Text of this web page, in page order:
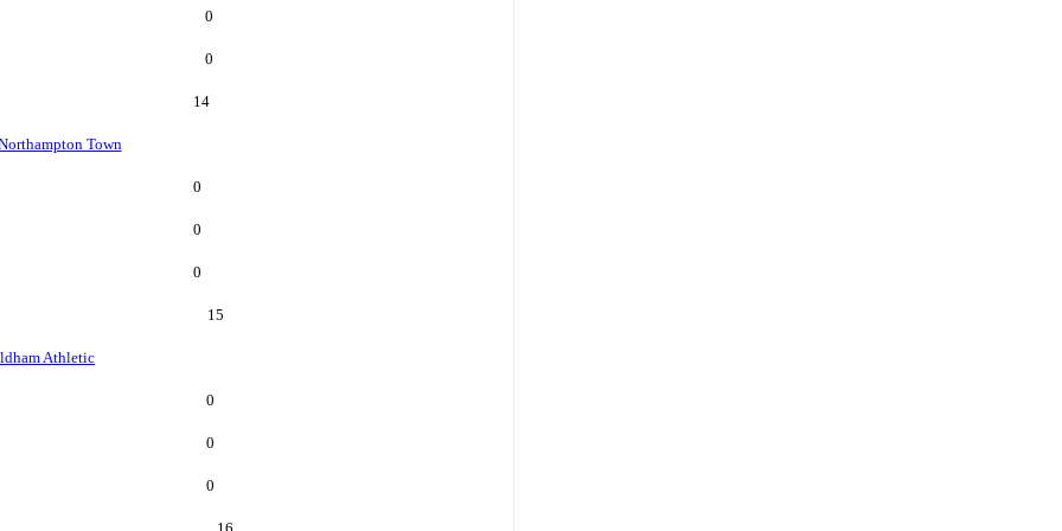
0
0
14
Town
0
0
0
15
Athletic
0
0
0